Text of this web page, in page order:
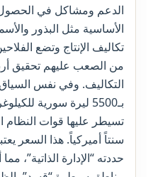
الدعم ومشاكل في الحصول
الأساسية مثل البذور
تكاليف الإنتاج وتضع
من الصعب عليهم تحقيق
التكاليف. وفي نفس
بـ5500 ليرة سورية
سنتاً أميركياً. هذا السعر
حددته “الإدارة الذاتية”،